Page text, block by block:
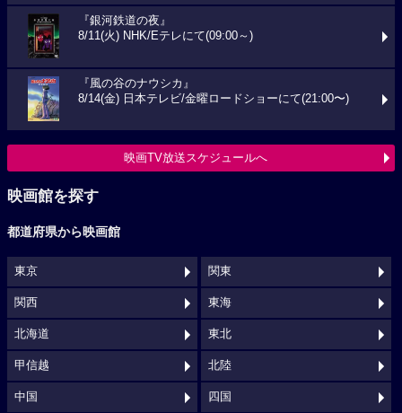
『銀河鉄道の夜』
8/11(火) NHK/Eテレにて(09:00～)
『風の谷のナウシカ』
8/14(金) 日本テレビ/金曜ロードショーにて(21:00〜)
映画TV放送スケジュールへ
映画館を探す
都道府県から映画館
東京 関東
関西 東海
北海道 東北
甲信越 北陸
中国 四国